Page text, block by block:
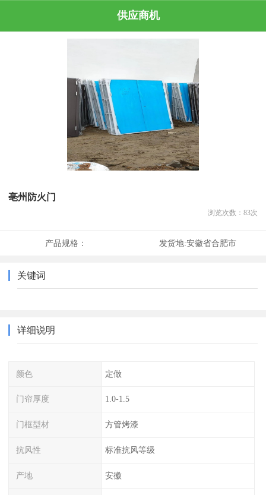
供应商机
亳州防火门
浏览次数： 83次
产品规格： 发货地:安徽省合肥市
关键词
详细说明
颜色 定做
门帘厚度 1.0-1.5
门框型材 方管烤漆
抗风性 标准抗风等级
产地 安徽